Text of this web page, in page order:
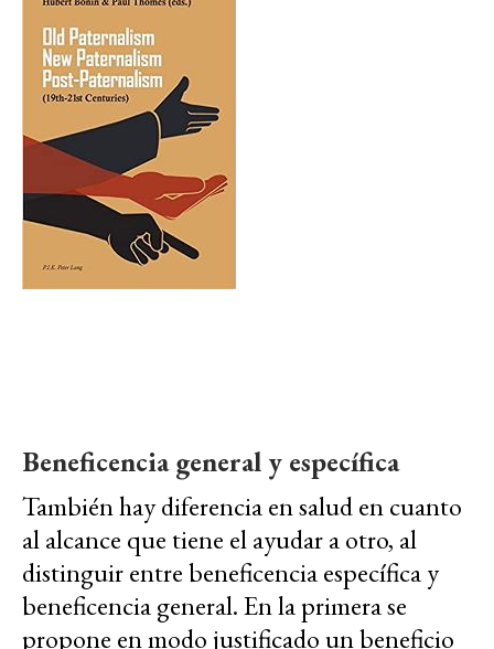
Beneficencia general y específica
También hay diferencia en salud en cuanto
al alcance que tiene el ayudar a otro, al
distinguir entre beneficencia específica y
beneficencia general. En la primera se
propone en modo justificado un beneficio